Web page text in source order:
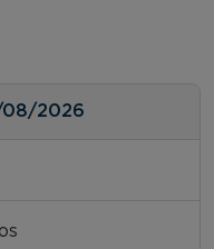
08/2026